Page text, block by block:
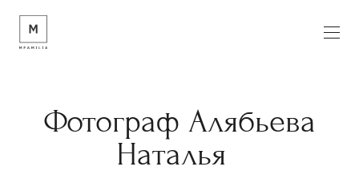
Фотограф Алябьева
Наталья